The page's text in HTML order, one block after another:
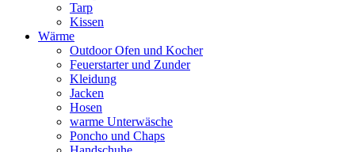
Tarp
Kissen
Wärme
Outdoor Ofen und Kocher
Feuerstarter und Zunder
Kleidung
Jacken
Hosen
warme Unterwäsche
Poncho und Chaps